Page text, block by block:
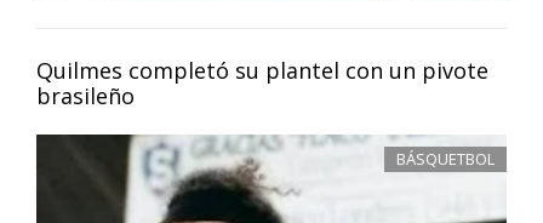
Quilmes completó su plantel con un pivote
brasileño
BÁSQUETBOL